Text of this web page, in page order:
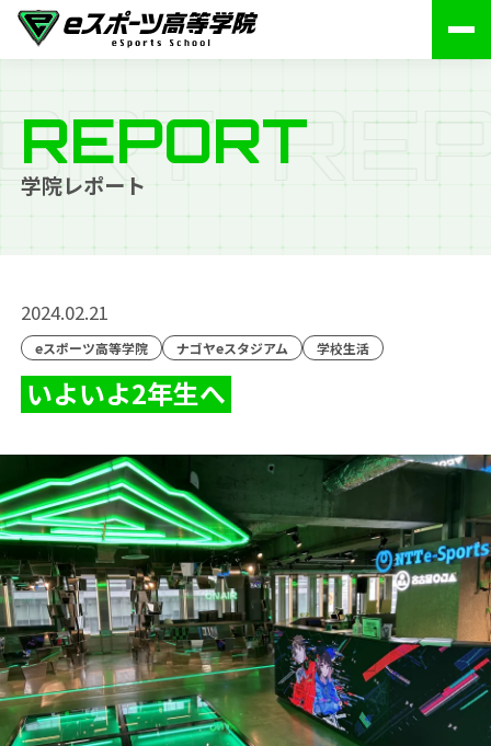
RT RE P
REPORT
学院レポート
2024.02.21
eスポーツ高等学院 ナゴヤeスタジアム 学校生活
いよいよ2年生へ